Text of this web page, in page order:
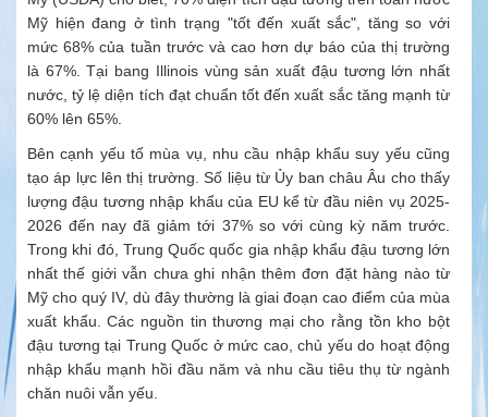
Mỹ hiện đang ở tình trạng "tốt đến xuất sắc", tăng so với
mức 68% của tuần trước và cao hơn dự báo của thị trường
là 67%. Tại bang Illinois vùng sản xuất đậu tương lớn nhất
nước, tỷ lệ diện tích đạt chuẩn tốt đến xuất sắc tăng mạnh từ
60% lên 65%.
Bên cạnh yếu tố mùa vụ, nhu cầu nhập khẩu suy yếu cũng
tạo áp lực lên thị trường. Số liệu từ Ủy ban châu Âu cho thấy
lượng đậu tương nhập khẩu của EU kể từ đầu niên vụ 2025-
2026 đến nay đã giảm tới 37% so với cùng kỳ năm trước.
Trong khi đó, Trung Quốc quốc gia nhập khẩu đậu tương lớn
nhất thế giới vẫn chưa ghi nhận thêm đơn đặt hàng nào từ
Mỹ cho quý IV, dù đây thường là giai đoạn cao điểm của mùa
xuất khẩu. Các nguồn tin thương mại cho rằng tồn kho bột
đậu tương tại Trung Quốc ở mức cao, chủ yếu do hoạt động
nhập khẩu mạnh hồi đầu năm và nhu cầu tiêu thụ từ ngành
chăn nuôi vẫn yếu.